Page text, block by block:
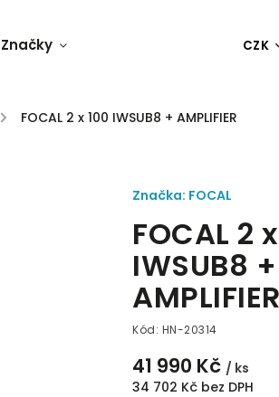
CZK
Značky
/ FOCAL 2 x 100 IWSUB8 + AMPLIFIER
FOCAL 2
IWSUB8 +
AMPLIFIER
Kód: HN-20314
41 990 Kč / ks
34 702 Kč bez DPH
Značka: FOCAL